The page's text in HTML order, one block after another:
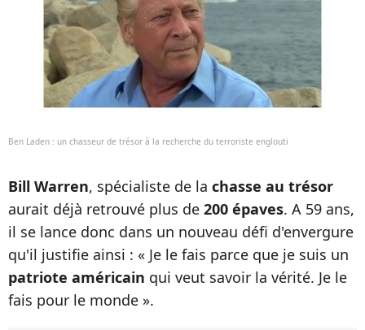
Ben Laden : un chasseur de trésor à la recherche du terroriste englouti
Bill Warren, spécialiste de la chasse au trésor
aurait déjà retrouvé plus de 200 épaves. A 59 ans,
il se lance donc dans un nouveau défi d'envergure
qu'il justifie ainsi : « Je le fais parce que je suis un
patriote américain qui veut savoir la vérité. Je le
fais pour le monde ».